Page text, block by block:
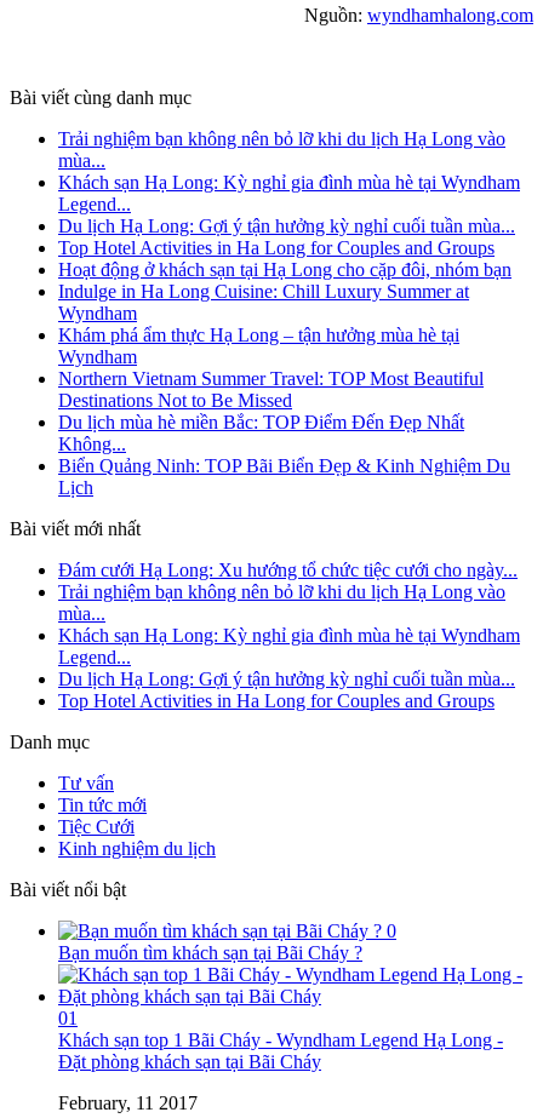
Nguồn: wyndhamhalong.com
Bài viết cùng danh mục
Trải nghiệm bạn không nên bỏ lỡ khi du lịch Hạ Long vào
mùa...
Khách sạn Hạ Long: Kỳ nghỉ gia đình mùa hè tại Wyndham
Legend...
Du lịch Hạ Long: Gợi ý tận hưởng kỳ nghỉ cuối tuần mùa...
Top Hotel Activities in Ha Long for Couples and Groups
Hoạt động ở khách sạn tại Hạ Long cho cặp đôi, nhóm bạn
Indulge in Ha Long Cuisine: Chill Luxury Summer at
Wyndham
Khám phá ẩm thực Hạ Long – tận hưởng mùa hè tại
Wyndham
Northern Vietnam Summer Travel: TOP Most Beautiful
Destinations Not to Be Missed
Du lịch mùa hè miền Bắc: TOP Điểm Đến Đẹp Nhất
Không...
Biển Quảng Ninh: TOP Bãi Biển Đẹp & Kinh Nghiệm Du
Lịch
Bài viết mới nhất
Đám cưới Hạ Long: Xu hướng tổ chức tiệc cưới cho ngày...
Trải nghiệm bạn không nên bỏ lỡ khi du lịch Hạ Long vào
mùa...
Khách sạn Hạ Long: Kỳ nghỉ gia đình mùa hè tại Wyndham
Legend...
Du lịch Hạ Long: Gợi ý tận hưởng kỳ nghỉ cuối tuần mùa...
Top Hotel Activities in Ha Long for Couples and Groups
Danh mục
Tư vấn
Tin tức mới
Tiệc Cưới
Kinh nghiệm du lịch
Bài viết nổi bật
0
Bạn muốn tìm khách sạn tại Bãi Cháy ?
01
Khách sạn top 1 Bãi Cháy - Wyndham Legend Hạ Long -
Đặt phòng khách sạn tại Bãi Cháy
February, 11 2017